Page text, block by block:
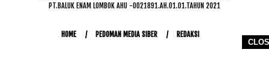
PT.BALUK ENAM LOMBOK AHU -0021891.AH.01.01.TAHUN 2021
HOME PEDOMAN MEDIA SIBER REDAKSI